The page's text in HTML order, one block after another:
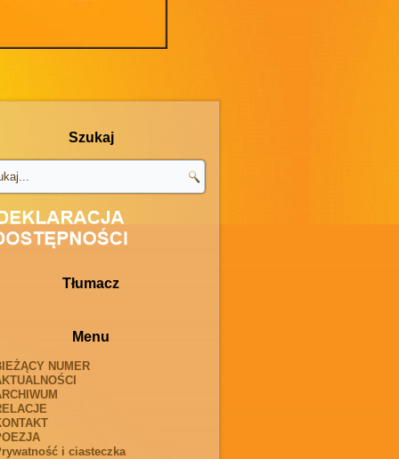
Szukaj
Tłumacz
Menu
NUMER
i ciasteczka